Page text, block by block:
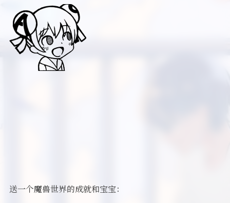
送一个魔兽世界的成就和宝宝：